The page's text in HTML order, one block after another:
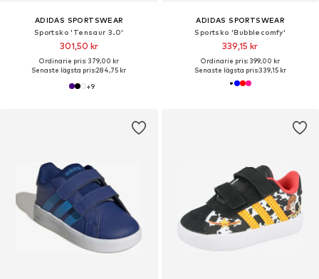
ADIDAS SPORTSWEAR
Sportsko 'Tensaur 3.0'
301,50 kr
Ordinarie pris: 379,00 kr
Senaste lägsta pris:284,75 kr
+9
ADIDAS SPORTSWEAR
Sportsko 'Bubblecomfy'
339,15 kr
Ordinarie pris: 399,00 kr
Senaste lägsta pris:339,15 kr